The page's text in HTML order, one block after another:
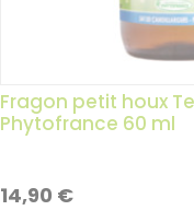
Fragon petit houx
Phytofrance 60 ml
14,90 €